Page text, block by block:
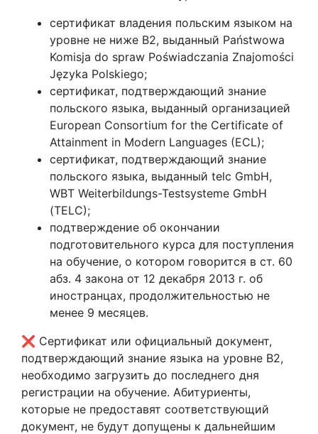
сертификат владения польским языком на
уровне не ниже B2, выданный Państwowa
Komisja do spraw Poświadczania Znajomości
Języka Polskiego;
сертификат, подтверждающий знание
польского языка, выданный организацией
European Consortium for the Certificate of
Attainment in Modern Languages (ECL);
сертификат, подтверждающий знание
польского языка, выданный telc GmbH,
WBT Weiterbildungs-Testsysteme GmbH
(TELC);
подтверждение об окончании
подготовительного курса для поступления
на обучение, о котором говорится в ст. 60
абз. 4 закона от 12 декабря 2013 г. об
иностранцах, продолжительностью не
менее 9 месяцев.
❌ Сертификат или официальный документ,
подтверждающий знание языка на уровне B2,
необходимо загрузить до последнего дня
регистрации на обучение. Абитуриенты,
которые не предоставят соответствующий
документ, не будут допущены к дальнейшим